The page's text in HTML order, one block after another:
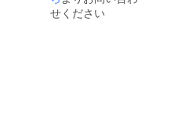
せください